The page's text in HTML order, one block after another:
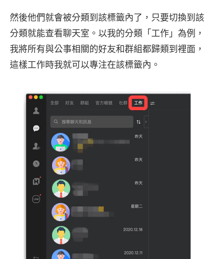
然後他們就會被分類到該標籤內了，只要切換到該
分類就能查看聊天室。以我的分類「工作」為例，
我將所有與公事相關的好友和群組都歸類到裡面，
這樣工作時我就可以專注在該標籤內。